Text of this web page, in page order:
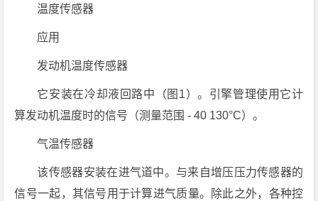
温度传感器
应用
发动机温度传感器
它安装在冷却液回路中（图1）。引擎管理使用它计
算发动机温度时的信号（测量范围 - 40 130°C）。
气温传感器
该传感器安装在进气道中。与来自增压压力传感器的
信号一起，其信号用于计算进气质量。除此之外，各种控